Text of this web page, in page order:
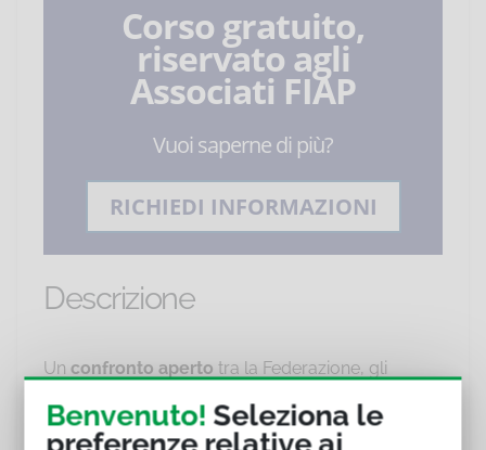
Corso gratuito,
riservato agli
Associati FIAP
Vuoi saperne di più?
RICHIEDI INFORMAZIONI
Descrizione
Un confronto aperto tra la Federazione, gli
delle Imprese e del Made in Italy,On. Massimo
Benvenuto! Seleziona le